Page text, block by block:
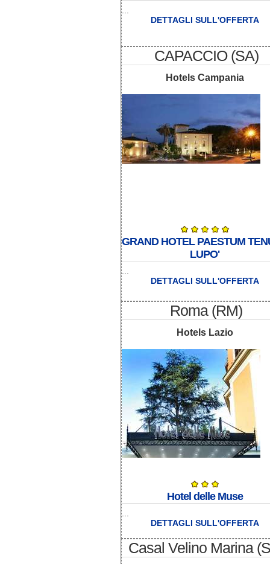
DETTAGLI SULL'OFFERTA
CAPACCIO (SA)
Hotels Campania
GRAND HOTEL PAESTUM
LUPO'
DETTAGLI SULL'OFFERTA
Roma (RM)
Hotels Lazio
Hotel delle Muse
DETTAGLI SULL'OFFERTA
Casal Velino Marina